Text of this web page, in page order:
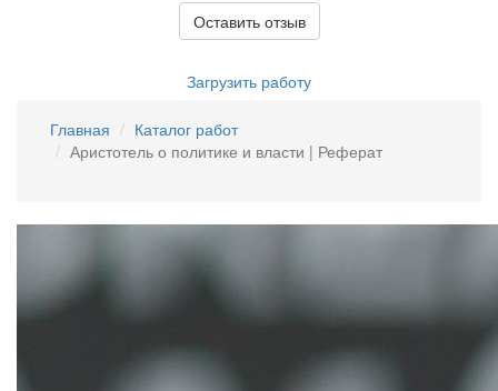
Оставить отзыв
Загрузить работу
Главная
Каталог работ
Аристотель о политике и власти | Реферат